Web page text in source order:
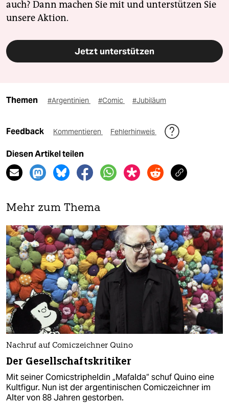
auch? Dann machen Sie mit und unterstützen Sie
unsere Aktion.
Jetzt unterstützen
Themen #Argentinien #Comic #Jubiläum
Feedback Kommentieren Fehlerhinweis
Diesen Artikel teilen
Mehr zum Thema
Nachruf auf Comiczeichner Quino
Der Ge­sellschafts­kritiker
Mit seiner Comicstripheldin „Mafalda“ schuf Quino eine
Kultfigur. Nun ist der argentinischen Comiczeichner im
Alter von 88 Jahren gestorben.